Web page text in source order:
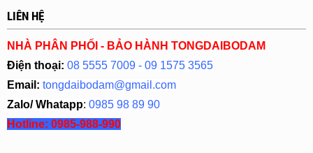
LIÊN HỆ
NHÀ PHÂN PHỐI - BẢO HÀNH TONGDAIBODAM
Điện thoại: 08 5555 7009 - 09 1575 3565
Email: tongdaibodam@gmail.com
Zalo/ Whatapp: 0985 98 89 90
Hotline: 0985-988-990